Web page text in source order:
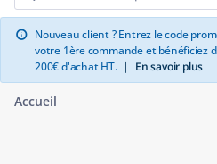
info Nouveau client ? Entrez le code
votre 1ère commande et bénéficiez
200€ d'achat HT. | En savoir plus
Accueil